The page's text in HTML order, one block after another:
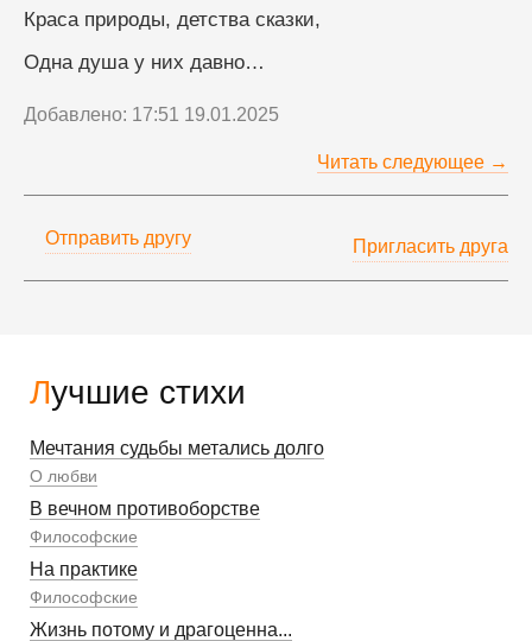
Лучшие стихи
Мечтания судьбы метались долго
О любви
В вечном противоборстве
Философские
На практике
Философские
Жизнь потому и драгоценна...
Краса природы, детства сказки,
Одна душа у них давно…
Добавлено: 17:51 19.01.2025
Читать следующее →
Отправить другу Пригласить друга